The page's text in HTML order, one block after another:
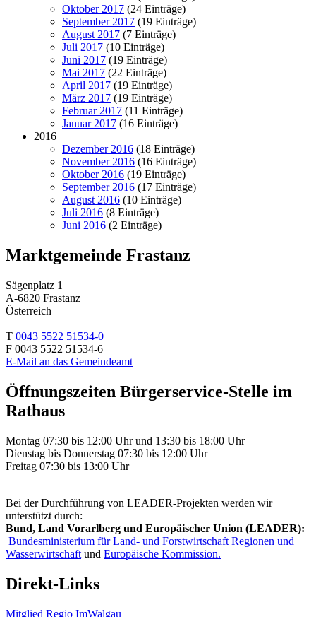
Oktober 2017 (24 Einträge)
September 2017 (19 Einträge)
August 2017 (7 Einträge)
Juli 2017 (10 Einträge)
Juni 2017 (19 Einträge)
Mai 2017 (22 Einträge)
April 2017 (19 Einträge)
März 2017 (19 Einträge)
Februar 2017 (11 Einträge)
Januar 2017 (16 Einträge)
2016
Dezember 2016 (18 Einträge)
November 2016 (16 Einträge)
Oktober 2016 (19 Einträge)
September 2016 (17 Einträge)
August 2016 (10 Einträge)
Juli 2016 (8 Einträge)
Juni 2016 (2 Einträge)
Marktgemeinde Frastanz
Sägenplatz 1
A-6820 Frastanz
Österreich
T 0043 5522 51534-0
F 0043 5522 51534-6
E-Mail an das Gemeindeamt
Öffnungszeiten Bürgerservice-Stelle im
Rathaus
Montag 07:30 bis 12:00 Uhr und 13:30 bis 18:00 Uhr
Dienstag bis Donnerstag 07:30 bis 12:00 Uhr
Freitag 07:30 bis 13:00 Uhr
Bei der Durchführung von LEADER-Projekten werden wir
unterstützt durch:
Bund, Land Vorarlberg und Europäischer Union (LEADER):
Bundesministerium für Land- und Forstwirtschaft Regionen und
Wasserwirtschaft und Europäische Kommission.
Direkt-Links
Mitglied Regio ImWalgau